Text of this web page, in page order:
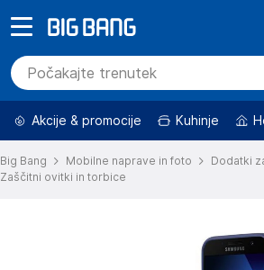
Akcije & promocije Kuhinje
Big Bang Mobilne naprave in foto
Dodatki
Zaščitni ovitki in torbice